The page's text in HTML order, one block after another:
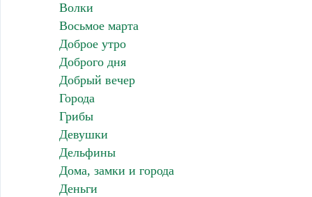
Волки
Восьмое марта
Доброе утро
Доброго дня
Добрый вечер
Города
Грибы
Девушки
Дельфины
Дома, замки и города
Деньги